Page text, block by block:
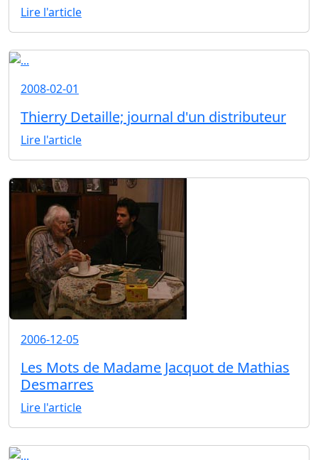
Lire l'article
2008-02-01
Thierry Detaille; journal d'un distributeur
Lire l'article
2006-12-05
Les Mots de Madame Jacquot de Mathias
Desmarres
Lire l'article